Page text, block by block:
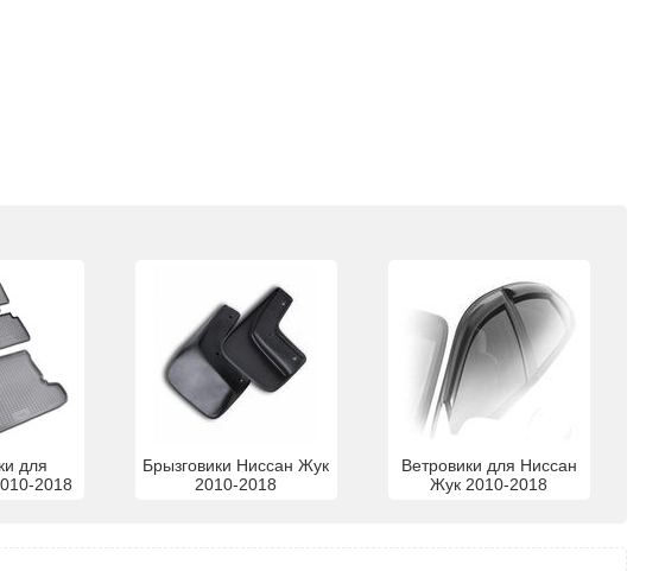
для
2018
Брызговики Ниссан Жук
2010-2018
Ветровики для Ниссан
Жук 2010-2018